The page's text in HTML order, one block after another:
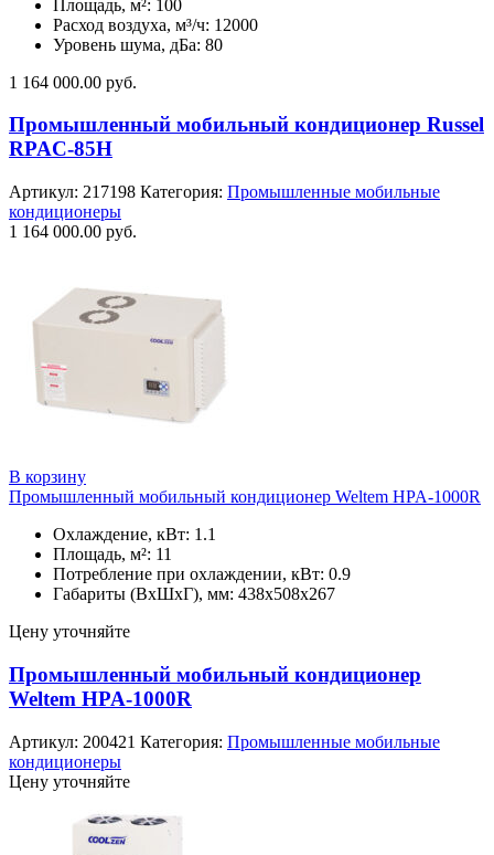
Площадь, м²: 100
Расход воздуха, м³/ч: 12000
Уровень шума, дБа: 80
1 164 000.00 руб.
Промышленный мобильный кондиционер Russel
RPAC-85H
Артикул: 217198 Категория: Промышленные мобильные
кондиционеры
1 164 000.00 руб.
В корзину
Промышленный мобильный кондиционер Weltem HPA-1000R
Охлаждение, кВт: 1.1
Площадь, м²: 11
Потребление при охлаждении, кВт: 0.9
Габариты (ВхШхГ), мм: 438х508х267
Цену уточняйте
Промышленный мобильный кондиционер
Weltem HPA-1000R
Артикул: 200421 Категория: Промышленные мобильные
кондиционеры
Цену уточняйте